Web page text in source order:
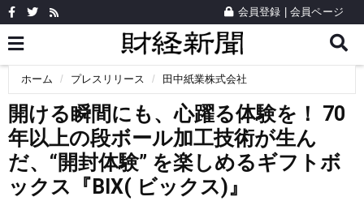
会員登録 会員ページ
ホーム プレスリリース 田中紙業株式会社
開ける瞬間にも、心躍る体験を！ 70
年以上の段ボール加工技術が生ん
だ、“開封体験” を楽しめるギフトボ
ックス『BIX( ビックス)』